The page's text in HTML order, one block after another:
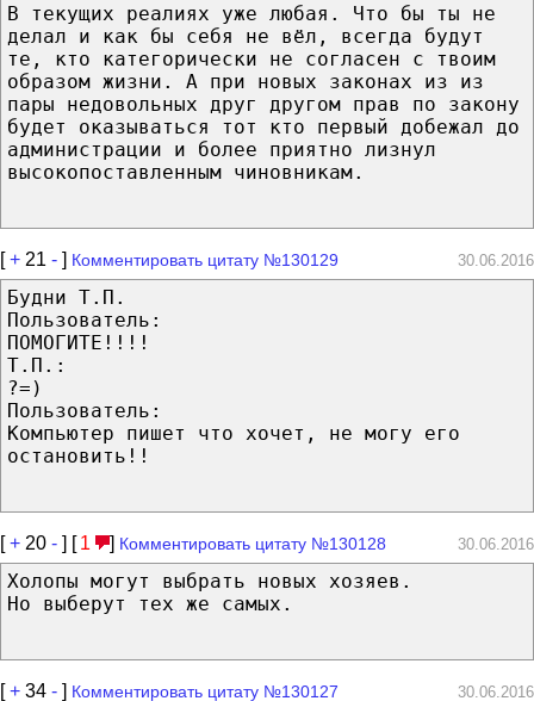
В текущих реалиях уже любая. Что бы ты не
делал и как бы себя не вёл, всегда будут
те, кто категорически не согласен с твоим
образом жизни. А при новых законах из из
пары недовольных друг другом прав по закону
будет оказываться тот кто первый добежал до
администрации и более приятно лизнул
высокопоставленным чиновникам.
[+ 21 - ] Комментировать цитату №130129 30.06.2016
Будни Т.П.
Пользователь:
ПОМОГИТЕ!!!!
Т.П.:
?=)
Пользователь:
Компьютер пишет что хочет, не могу его
остановить!!
[+ 20 - ] [ 1 ] Комментировать цитату №130128 30.06.2016
Холопы могут выбрать новых хозяев.
Но выберут тех же самых.
[+ 34 - ] Комментировать цитату №130127 30.06.2016